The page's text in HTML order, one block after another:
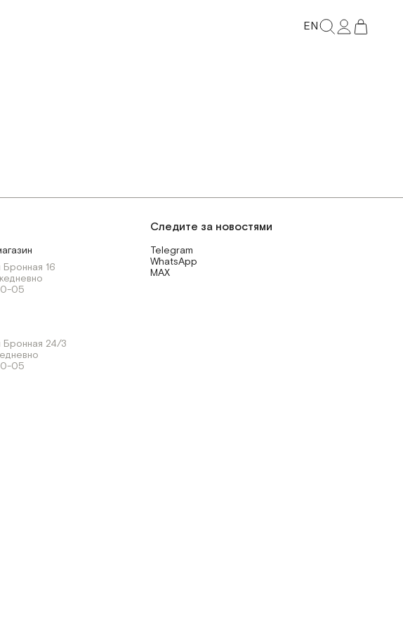
EN
Следите за новостями
Telegram
WhatsApp
MAX
16
05
24/3
05